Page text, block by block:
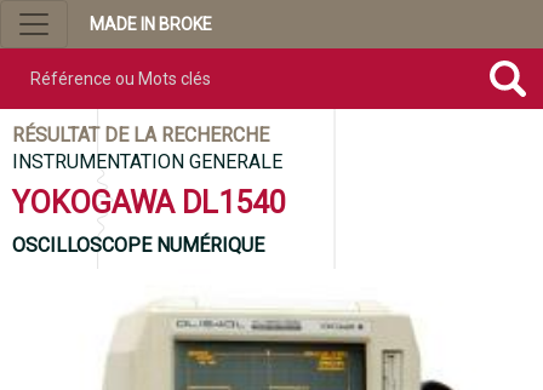
MADE IN BROKE
RÉSULTAT DE LA RECHERCHE
INSTRUMENTATION GENERALE
YOKOGAWA DL1540
OSCILLOSCOPE NUMÉRIQUE